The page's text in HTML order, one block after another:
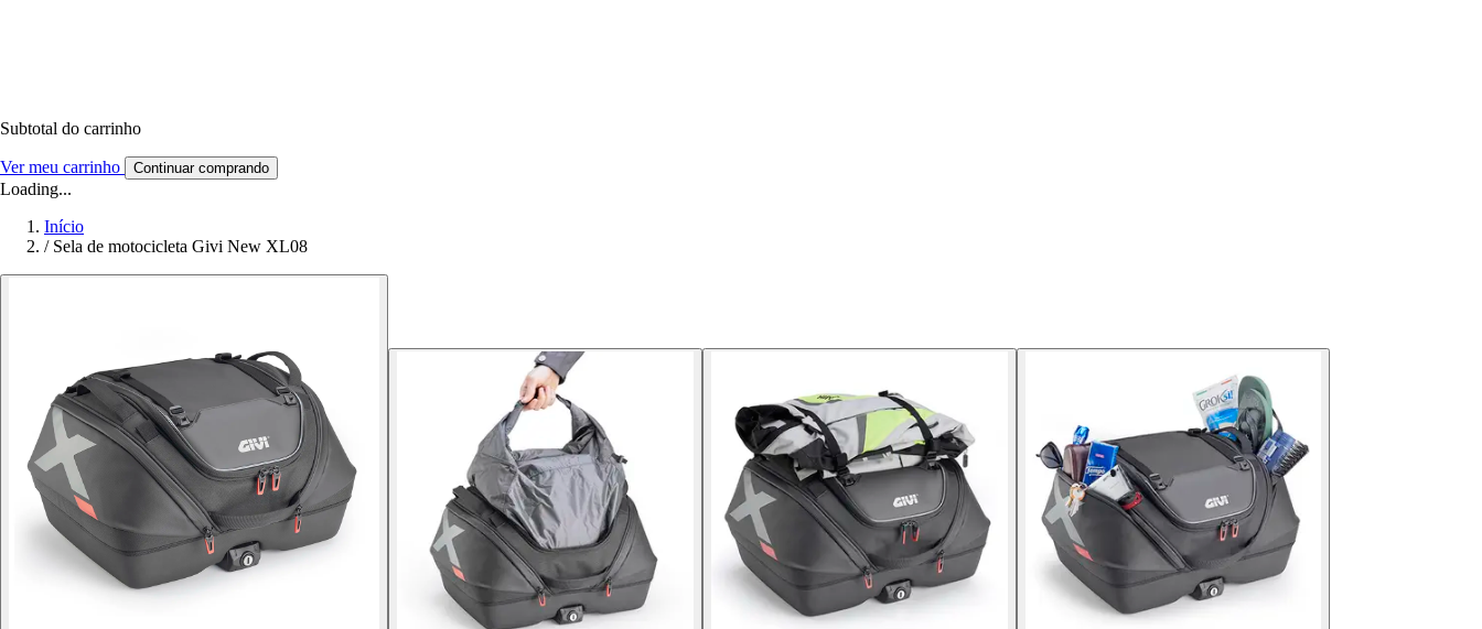
Subtotal do carrinho
Ver meu carrinho Continuar comprando
Loading...
Início
/ Sela de motocicleta Givi New XL08